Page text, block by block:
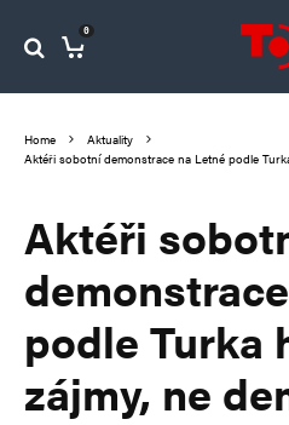
0
Home
Aktuality
Aktéři sobotní demonstrace na Letné podle
Aktéři
podle Turka
zájmy, ne